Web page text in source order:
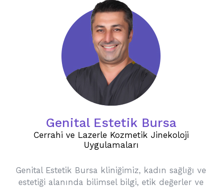
Genital Estetik Bursa
Cerrahi ve Lazerle Kozmetik Jinekoloji
Uygulamaları
Genital Estetik Bursa kliniğimiz, kadın sağlığı ve
estetiği alanında bilimsel bilgi, etik değerler ve